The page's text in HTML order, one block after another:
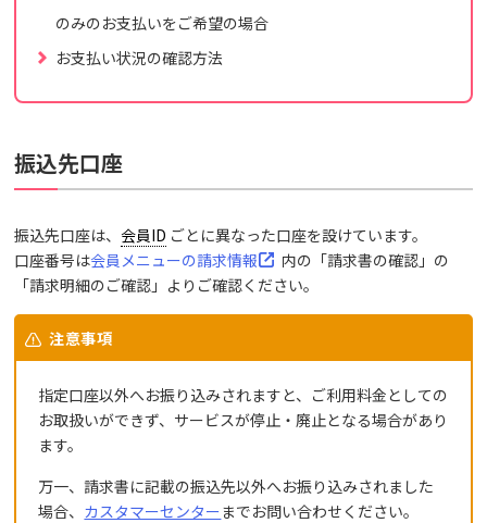
のみのお支払いをご希望の場合
お支払い状況の確認方法
振込先口座
振込先口座は、会員ID ごとに異なった口座を設けています。
口座番号は会員メニューの請求情報
内の「請求書の確認」の
「請求明細のご確認」よりご確認ください。
注意事項
指定口座以外へお振り込みされますと、ご利用料金としての
お取扱いができず、サービスが停止・廃止となる場合があり
ます。
万一、請求書に記載の振込先以外へお振り込みされました
場合、 カスタマーセンターまでお問い合わせください。